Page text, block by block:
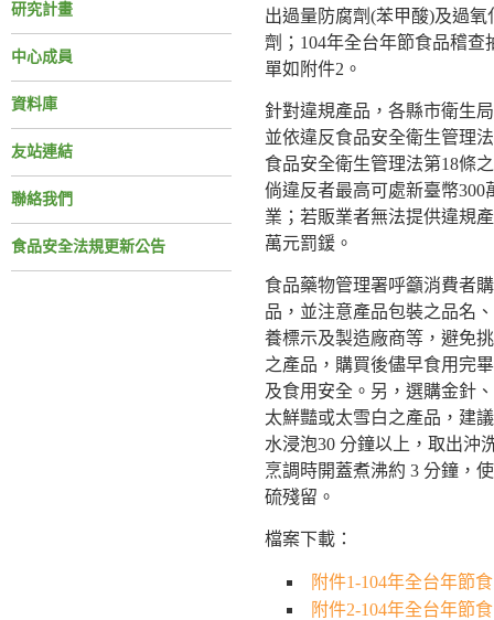
研究計畫
中心成員
資料庫
友站連結
聯絡我們
食品安全法規更新公告
出過量防腐劑(苯甲酸)及過
劑；104年全台年節食品稽
單如附件2。
針對違規產品，各縣市衛生
並依違反食品安全衛生管理
食品安全衛生管理法第18條
倘違反者最高可處新臺幣
業；若販業者無法提供違規
萬元罰鍰。
食品藥物管理署呼籲消費者
品，並注意產品包裝之品名
養標示及製造廠商等，避免
之產品，購買後儘早食用完
及食用安全。另，選購金針
太鮮豔或太雪白之產品，建
水浸泡30 分鐘以上，取出沖
烹調時開蓋煮沸約 3 分鐘，
硫殘留。
檔案下載：
附件1-104年全台年節
附件2-104年全台年節